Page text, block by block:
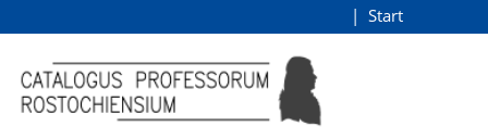
Browsen
direkt zum Inhalt
Start